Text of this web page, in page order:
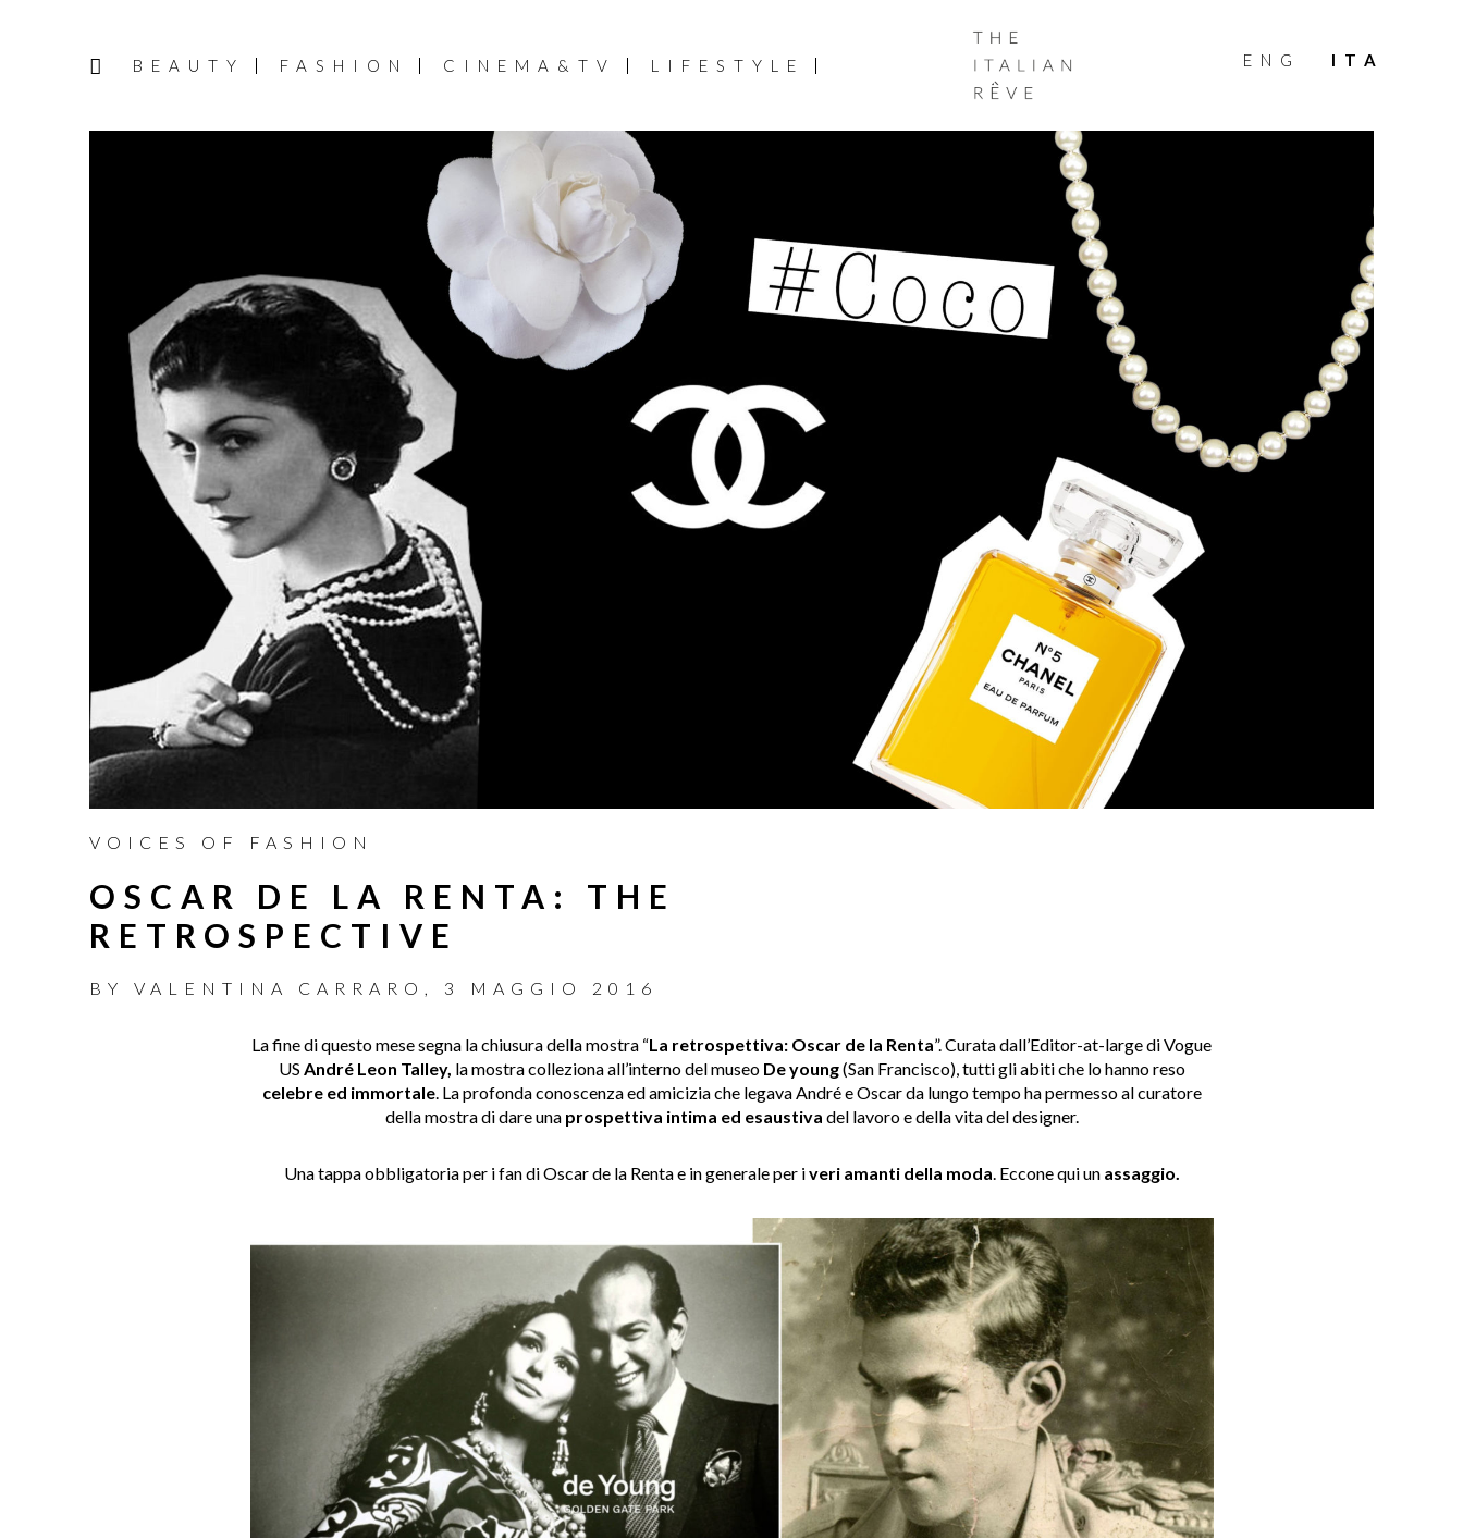
BEAUTY FASHION CINEMA&TV LIFESTYLE
ITALIAN
RÊVE
ENG ITA
VOICES OF FASHION
OSCAR DE LA RENTA: THE
RETROSPECTIVE
BY VALENTINA CARRARO , 3 MAGGIO 2016
La fine di questo mese segna la chiusuradella mostra “La retrospettiva: Oscar de la Renta”. Curata dall’Editor-at-large di Vogue
US André Leon Talley, la mostra colleziona all’interno del museo De young(San Francisco), tutti gli abiti che lo hanno reso
celebre ed immortale. La profonda conoscenza ed amicizia che legava André e Oscar da lungo tempo ha permesso al curatore
della mostra di dare una prospettiva intima ed esaustiva del lavoro e della vita del designer.
Una tappa obbligatoria per i fan di Oscar de la Renta e in generale per iveri amanti della moda. Eccone qui un assaggio.